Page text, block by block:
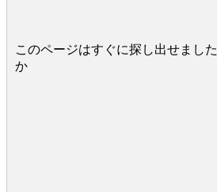
このページはすぐに探し出せました
か